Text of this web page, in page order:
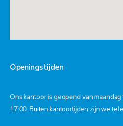
Openingstijden
Ons kantoor is geopend van
17:00. Buiten kantoortijden zijn we